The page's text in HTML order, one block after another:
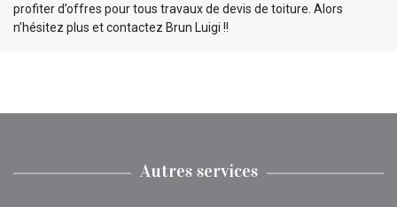
profiter d’offres pour tous travaux de devis de toiture. Alors
n’hésitez plus et contactez Brun Luigi !!
Autres services